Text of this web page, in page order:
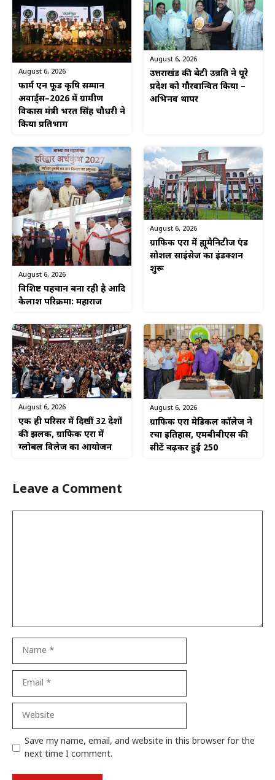
August 6, 2026
फार्म एन फूड कृषि सम्मान
अवार्ड्स–2026 में ग्रामीण
विकास मंत्री भरत सिंह चौधरी ने
किया प्रतिभाग
August 6, 2026
उत्तराखंड की बेटी उन्नति ने पूरे
प्रदेश को गौरवान्वित किया –
अभिनव थापर
August 6, 2026
विशिष्ट पहचान बना रही है आदि
कैलाश परिक्रमा: महाराज
August 6, 2026
ग्राफिक एरा में ह्यूमैनिटीज एंड
सोशल साइंसेज का इंडक्शन
शुरू
August 6, 2026
एक ही परिसर में दिखीं 32 देशों
की झलक, ग्राफिक एरा में
ग्लोबल विलेज का आयोजन
August 6, 2026
ग्राफिक एरा मेडिकल कॉलेज ने
रचा इतिहास, एमबीबीएस की
सीटें बढ़कर हुईं 250
Leave a Comment
Save my name, email, and website in this browser for the
next time I comment.